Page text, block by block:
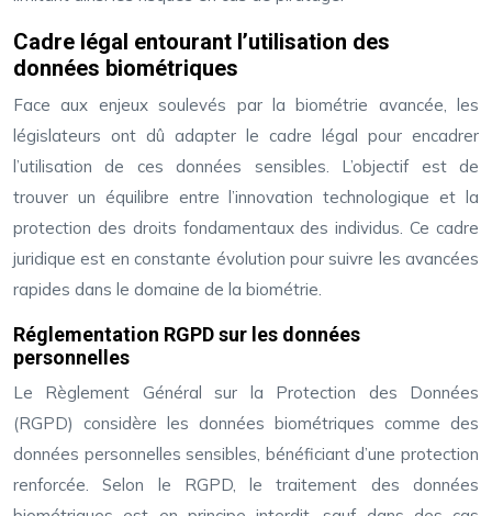
Cadre légal entourant l’utilisation des
données biométriques
Face aux enjeux soulevés par la biométrie avancée, les
législateurs ont dû adapter le cadre légal pour encadrer
l’utilisation de ces données sensibles. L’objectif est de
trouver un équilibre entre l’innovation technologique et la
protection des droits fondamentaux des individus. Ce cadre
juridique est en constante évolution pour suivre les avancées
rapides dans le domaine de la biométrie.
Réglementation RGPD sur les données
personnelles
Le Règlement Général sur la Protection des Données
(RGPD) considère les données biométriques comme des
données personnelles sensibles, bénéficiant d’une protection
renforcée. Selon le RGPD, le traitement des données